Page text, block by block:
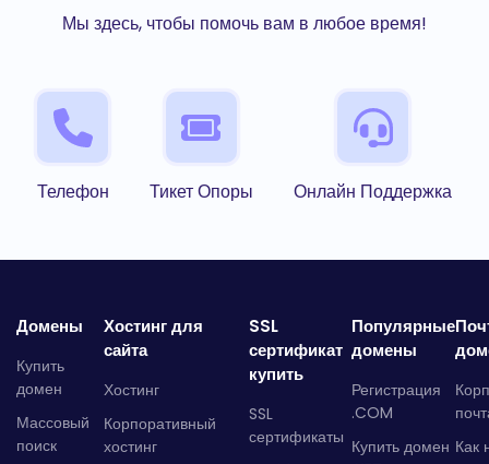
Мы здесь, чтобы помочь вам в любое время!
Телефон Тикет Опоры Онлайн Поддержка
Домены
Купить
домен
Массовый
поиск
Хостинг для
сайта
Хостинг
Корпоративный
хостинг
SSL
сертификат
купить
SSL
сертификаты
Популярные
домены
Регистрация
.COM
Купить домен Как